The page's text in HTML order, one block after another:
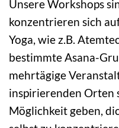
Unsere Workshops
konzentrieren sich
Yoga, wie z.B.
bestimmte Asana-
mehrtägige
inspirierenden Orten
Möglichkeit geben,